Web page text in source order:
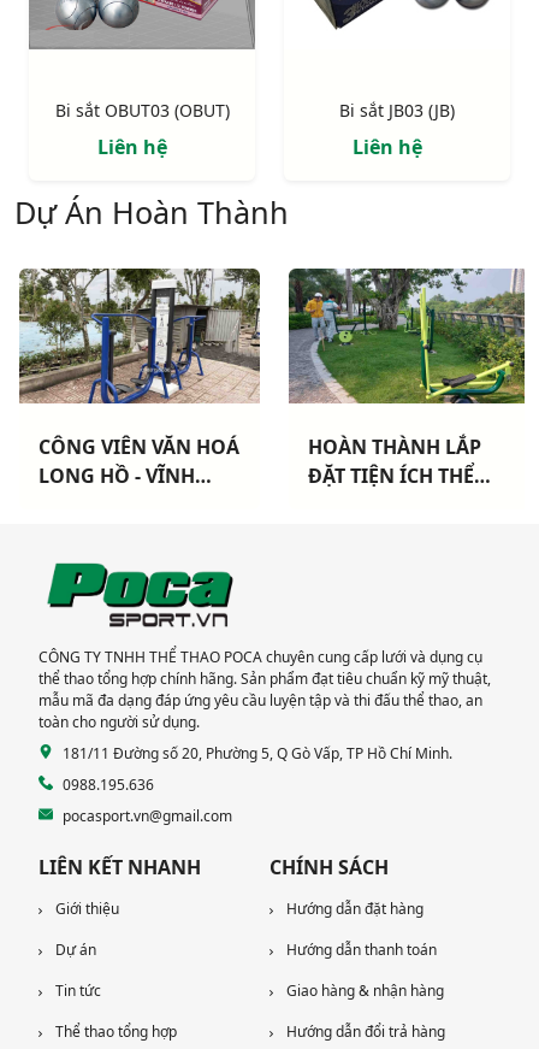
Bi sắt OBUT03 (OBUT)
Liên hệ
Bi sắt JB03 (JB)
Liên hệ
Dự Án Hoàn Thành
CÔNG VIÊN VĂN HOÁ
LONG HỒ - VĨNH
thao cao cấp
HOÀN THÀNH LẮP
ĐẶT TIỆN ÍCH THỂ
CÔNG TY TNHH THỂ THAO POCA chuyên cung cấp lưới và dụng cụ
thể thao tổng hợp chính hãng. Sản phẩm đạt tiêu chuẩn kỹ mỹ thuật,
mẫu mã đa dạng đáp ứng yêu cầu luyện tập và thi đấu thể thao, an
toàn cho người sử dụng.
181/11 Đường số 20, Phường 5, Q Gò Vấp, TP Hồ Chí Minh.
0988.195.636
pocasport.vn@gmail.com
LIÊN KẾT NHANH
Giới thiệu
Dự án
Tin tức
Thể thao tổng hợp
CHÍNH SÁCH
Hướng dẫn đặt hàng
Hướng dẫn thanh toán
Giao hàng & nhận hàng
Hướng dẫn đổi trả hàng